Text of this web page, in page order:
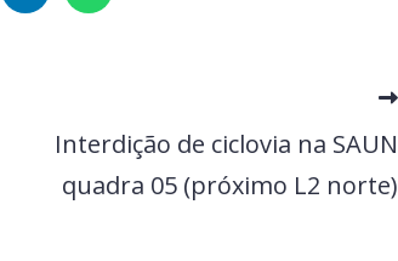
Interdição de ciclovia na SAUN
quadra 05 (próximo L2 norte)